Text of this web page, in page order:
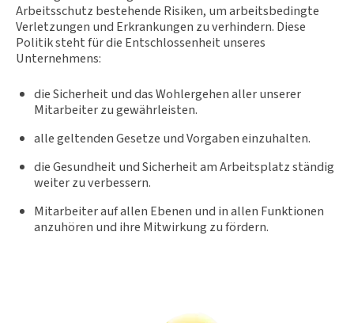
Arbeitsschutz bestehende Risiken, um arbeitsbedingte
Verletzungen und Erkrankungen zu verhindern. Diese
Politik steht für die Entschlossenheit unseres
Unternehmens:
die Sicherheit und das Wohlergehen aller unserer
Mitarbeiter zu gewährleisten.
alle geltenden Gesetze und Vorgaben einzuhalten.
die Gesundheit und Sicherheit am Arbeitsplatz ständig
weiter zu verbessern.
Mitarbeiter auf allen Ebenen und in allen Funktionen
anzuhören und ihre Mitwirkung zu fördern.